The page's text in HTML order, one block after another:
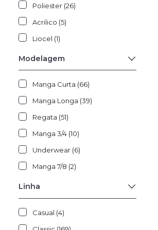
Poliester (26)
Acrilico (5)
Liocel (1)
Modelagem
Manga Curta (66)
Manga Longa (39)
Regata (51)
Manga 3/4 (10)
Underwear (6)
Manga 7/8 (2)
Linha
Casual (4)